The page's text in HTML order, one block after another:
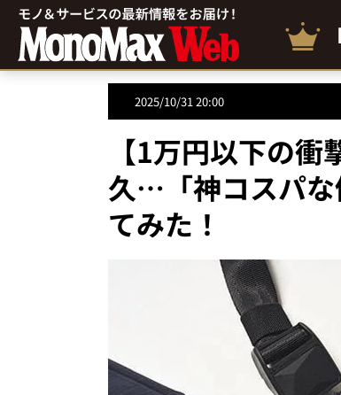
2025/10/31 20:00
【1万円以下の
久…「神コスパな
てみた！